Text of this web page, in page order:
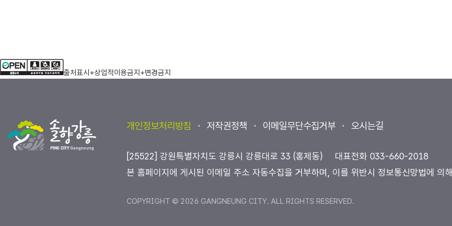
출처표시+상업적이용금지+변경금지
개인정보처리방침 저작권정책 이메일무단수집거부 오시는길
[25522] 강원특별자치도 강릉시 강릉대로 33 (홍제동) 대표전화 033-660-2018
본 홈페이지에 게시된 이메일 주소 자동수집을 거부하며, 이를 위반시 정보통신망법에 의
COPYRIGHT © 2026 GANGNEUNG CITY. ALL RIGHTS RESERVED.